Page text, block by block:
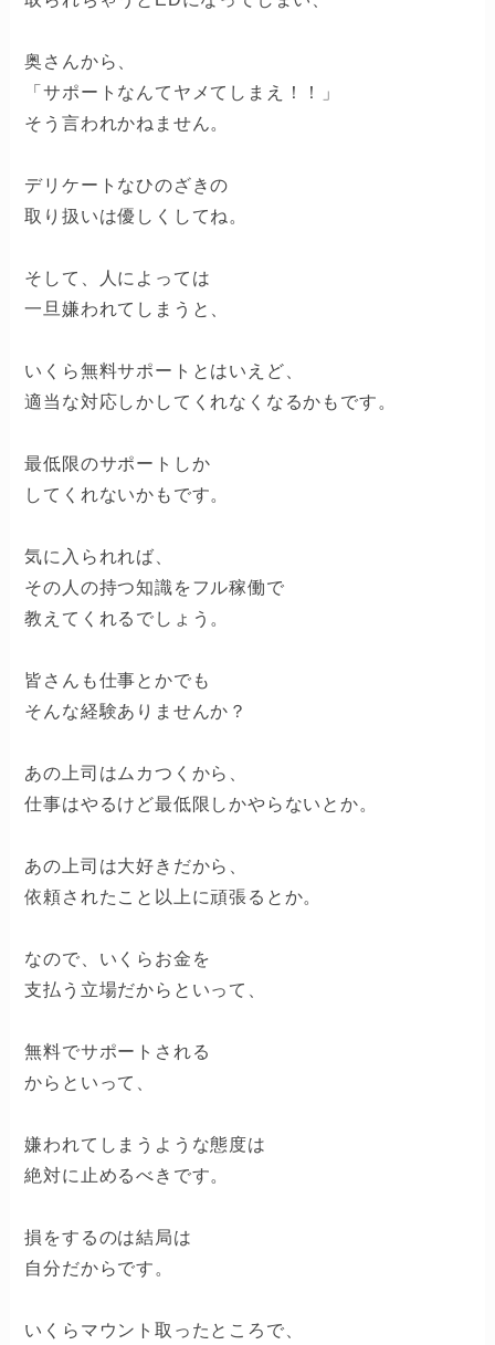
奥さんから、
「サポートなんてヤメてしまえ！！」
そう言われかねません。
デリケートなひのざきの
取り扱いは優しくしてね。
そして、人によっては
一旦嫌われてしまうと、
いくら無料サポートとはいえど、
適当な対応しかしてくれなくなるかもです。
最低限のサポートしか
してくれないかもです。
気に入られれば、
その人の持つ知識をフル稼働で
教えてくれるでしょう。
皆さんも仕事とかでも
そんな経験ありませんか？
あの上司はムカつくから、
仕事はやるけど最低限しかやらないとか。
あの上司は大好きだから、
依頼されたこと以上に頑張るとか。
なので、いくらお金を
支払う立場だからといって、
無料でサポートされる
からといって、
嫌われてしまうような態度は
絶対に止めるべきです。
損をするのは結局は
自分だからです。
いくらマウント取ったところで、